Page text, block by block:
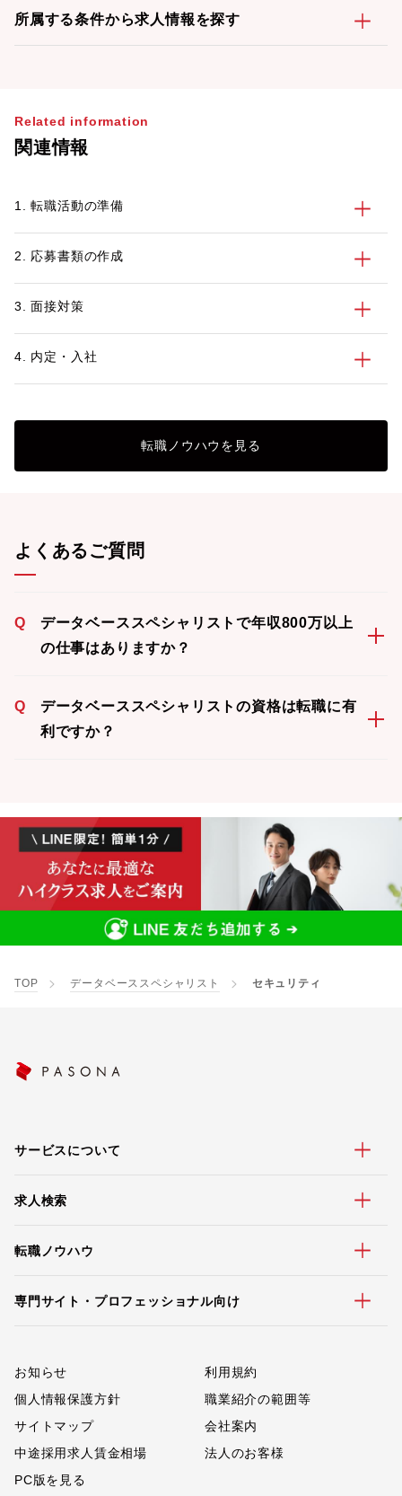
所属する条件から求人情報を探す
Related information
関連情報
1. 転職活動の準備
2. 応募書類の作成
3. 面接対策
4. 内定・入社
転職ノウハウを見る
よくあるご質問
Q
データベーススペシャリストで年収800万以上
の仕事はありますか？
Q
データベーススペシャリストの資格は転職に有
利ですか？
TOP データベーススペシャリスト セキュリティ
サービスについて
求人検索
転職ノウハウ
専門サイト・プロフェッショナル向け
お知らせ
利用規約
個人情報保護方針
職業紹介の範囲等
サイトマップ
会社案内
中途採用求人賃金相場
法人のお客様
PC版を見る